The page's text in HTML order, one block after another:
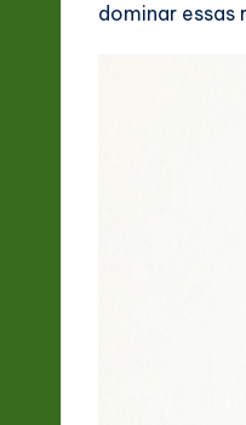
dominar essas